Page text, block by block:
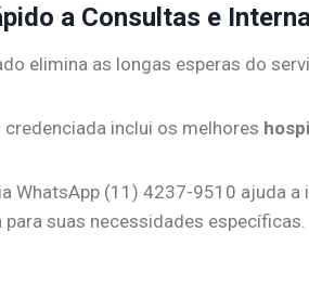
a Consultas e
elimina as longas esperas do
credenciada inclui os melhores
WhatsApp (11) 4237-9510 ajuda a
suas necessidades específicas.